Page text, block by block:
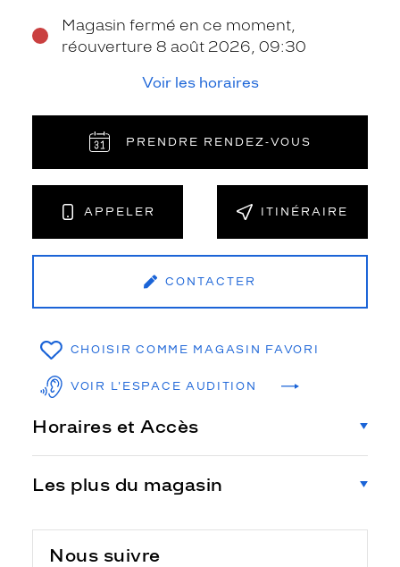
Magasin fermé en ce moment,
réouverture 8 août 2026, 09:30
Voir les horaires
PRENDRE RENDEZ‑VOUS
APPELER ITINÉRAIRE
CONTACTER
CHOISIR COMME MAGASIN FAVORI
VOIR L'ESPACE AUDITION
Horaires et Accès
Les plus du magasin
Nous suivre